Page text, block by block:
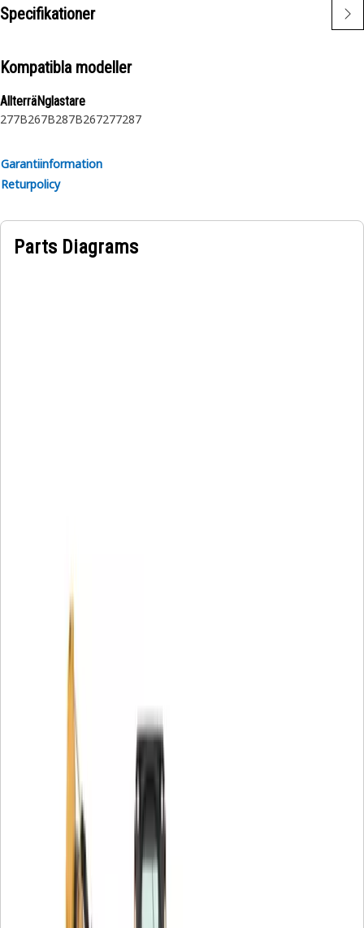
Specifikationer
Kompatibla modeller
AllterräNglastare
277B267B287B267277287
Garantiinformation
Returpolicy
Parts Diagrams